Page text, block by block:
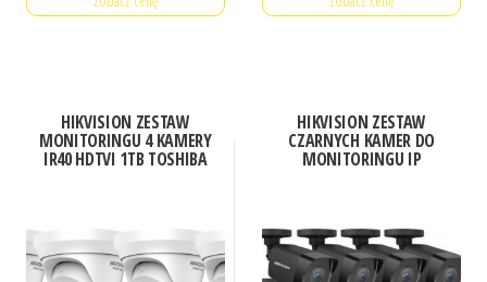
HIKVISION ZESTAW
MONITORINGU 4 KAMERY
IR40 HDTVI 1TB TOSHIBA
HIKVISION ZESTAW
CZARNYCH KAMER DO
MONITORINGU IP